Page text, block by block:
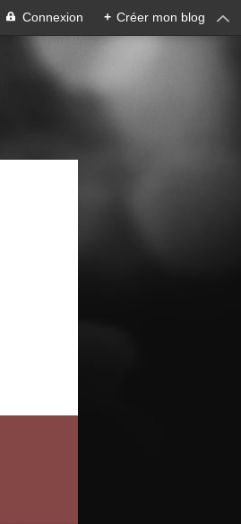
Connexion + Créer mon blog